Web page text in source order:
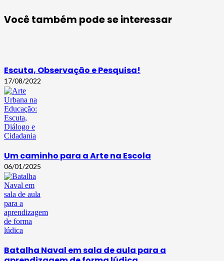
Você também pode se interessar
Escuta, Observação e Pesquisa!
17/08/2022
Um caminho para a Arte na Escola
06/01/2025
Batalha Naval em sala de aula para a